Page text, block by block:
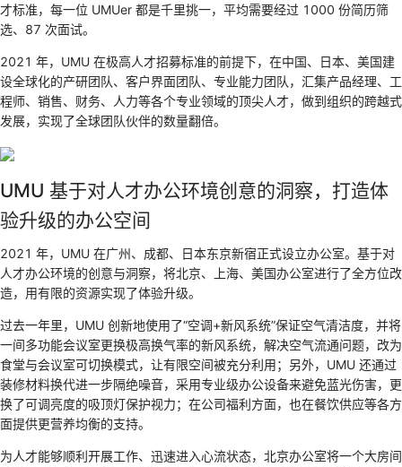
才标准，每一位 UMUer 都是千里挑一，平均需要经过 1000 份简历筛
选、87 次面试。
2021 年，UMU 在极高人才招募标准的前提下，在中国、日本、美国建
设全球化的产研团队、客户界面团队、专业能力团队，汇集产品经理、工
程师、销售、财务、人力等各个专业领域的顶尖人才，做到组织的跨越式
发展，实现了全球团队伙伴的数量翻倍。
UMU 基于对人才办公环境创意的洞察，打造体
验升级的办公空间
2021 年，UMU 在广州、成都、日本东京新宿正式设立办公室。基于对
人才办公环境的创意与洞察，将北京、上海、美国办公室进行了全方位改
造，用有限的资源实现了体验升级。
过去一年里，UMU 创新地使用了“空调+新风系统”保证空气清洁度，并将
一间多功能会议室更换极高换气率的新风系统，解决空气流通问题，改为
食堂与会议室可切换模式，让有限空间被充分利用；另外，UMU 还通过
装修材料换代进一步隔绝噪音，采用专业级办公设备来避免蓝光伤害，更
换了可调亮度的吸顶灯保护视力；在公司福利方面，也在餐饮供应等各方
面提供更营养均衡的支持。
为人才能够顺利开展工作、迅速进入心流状态，北京办公室将一个大房间